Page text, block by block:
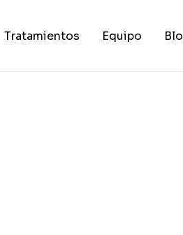
Tratamientos Equipo